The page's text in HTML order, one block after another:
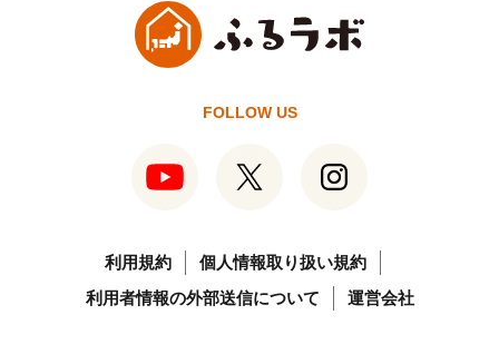
FOLLOW US
利用規約
個人情報取り扱い規約
利用者情報の外部送信について
運営会社